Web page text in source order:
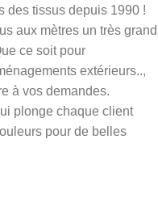
des tissus depuis 1990 !
aux mètres un très grand
ce soit pour
extérieurs..,
à vos demandes.
plonge chaque client
pour de belles